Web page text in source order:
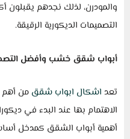
والمودرن، لذلك نجدهم يقبلون
التصميمات الديكورية الرقيقة.
أبواب شقق خشب وأفضل
تعد اشكال ابواب شقق من أهم
الاهتمام بها عند البدء في
أهمية أبواب الشقق كمدخل